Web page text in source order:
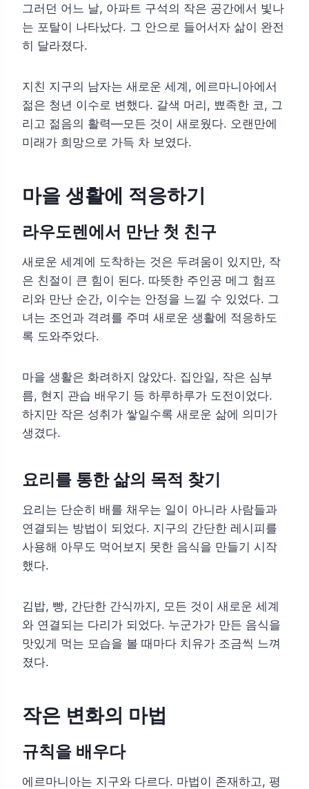
그러던 어느 날, 아파트 구석의 작은 공간에서 빛나
는 포탈이 나타났다. 그 안으로 들어서자 삶이 완전
히 달라졌다.
지친 지구의 남자는 새로운 세계, 에르마니아에서
젊은 청년 이수로 변했다. 갈색 머리, 뾰족한 코, 그
리고 젊음의 활력—모든 것이 새로웠다. 오랜만에
미래가 희망으로 가득 차 보였다.
마을 생활에 적응하기
라우도렌에서 만난 첫 친구
새로운 세계에 도착하는 것은 두려움이 있지만, 작
은 친절이 큰 힘이 된다. 따뜻한 주인공 메그 험프
리와 만난 순간, 이수는 안정을 느낄 수 있었다. 그
녀는 조언과 격려를 주며 새로운 생활에 적응하도
록 도와주었다.
마을 생활은 화려하지 않았다. 집안일, 작은 심부
름, 현지 관습 배우기 등 하루하루가 도전이었다.
하지만 작은 성취가 쌓일수록 새로운 삶에 의미가
생겼다.
요리를 통한 삶의 목적 찾기
요리는 단순히 배를 채우는 일이 아니라 사람들과
연결되는 방법이 되었다. 지구의 간단한 레시피를
사용해 아무도 먹어보지 못한 음식을 만들기 시작
했다.
김밥, 빵, 간단한 간식까지, 모든 것이 새로운 세계
와 연결되는 다리가 되었다. 누군가가 만든 음식을
맛있게 먹는 모습을 볼 때마다 치유가 조금씩 느껴
졌다.
작은 변화의 마법
규칙을 배우다
에르마니아는 지구와 다르다. 마법이 존재하고, 평